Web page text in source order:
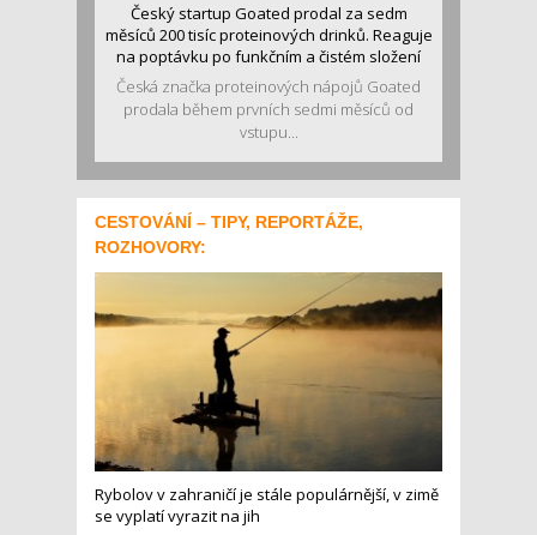
Český startup Goated prodal za sedm
měsíců 200 tisíc proteinových drinků. Reaguje
na poptávku po funkčním a čistém složení
Česká značka proteinových nápojů Goated
prodala během prvních sedmi měsíců od
vstupu...
CESTOVÁNÍ – TIPY, REPORTÁŽE,
ROZHOVORY:
Rybolov v zahraničí je stále populárnější, v zimě
se vyplatí vyrazit na jih